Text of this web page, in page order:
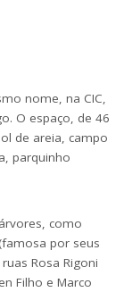
nome, na CIC,
O espaço, de 46
de areia, campo
parquinho
como
por seus
Rosa Rigoni
Filho e Marco